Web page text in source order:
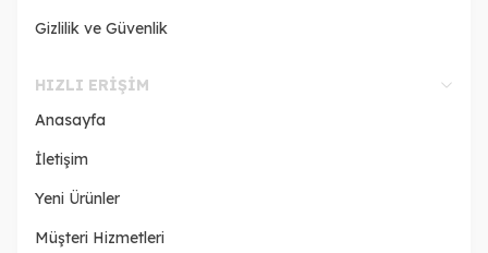
Gizlilik ve Güvenlik
HIZLI ERIŞIM
Anasayfa
İletişim
Yeni Ürünler
Müşteri Hizmetleri